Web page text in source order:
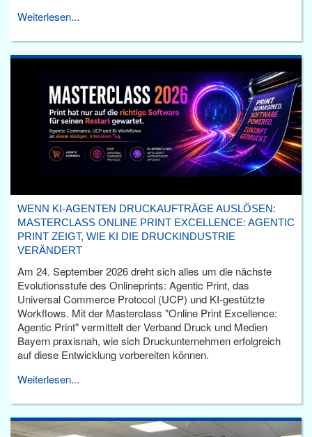
Weiterlesen...
WENN KI-AGENTEN DRUCKAUFTRÄGE AUSLÖSEN:
MASTERCLASS ONLINE PRINT EXCELLENCE: AGENTIC
PRINT ZEIGT, WIE KI DIE DRUCKINDUSTRIE
VERÄNDERT
Am 24. September 2026 dreht sich alles um die nächste
Evolutionsstufe des Onlineprints: Agentic Print, das
Universal Commerce Protocol (UCP) und KI-gestützte
Workflows. Mit der Masterclass "Online Print Excellence:
Agentic Print" vermittelt der Verband Druck und Medien
Bayern praxisnah, wie sich Druckunternehmen erfolgreich
auf diese Entwicklung vorbereiten können.
Weiterlesen...